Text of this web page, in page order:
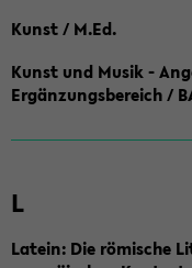
Kunst / M.Ed.
Kunst und Musik -
Ergänzungsbereich /
L
Latein: Die römische